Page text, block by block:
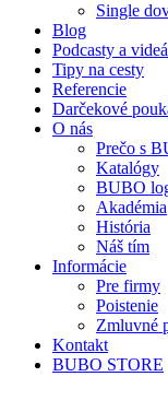
Single
Blog
Podcasty a videá
Tipy na cesty
Referencie
Darčekové
O nás
Prečo s
Katalógy
BUBO
Akadémia
História
Náš tím
Informácie
Pre firmy
Poistenie
Zmluvné
Kontakt
BUBO STORE